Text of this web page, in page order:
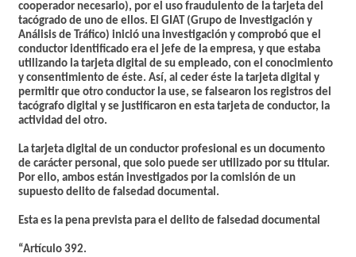
cooperador necesario), por el uso fraudulento de la tarjeta del
tacógrado de uno de ellos. El GIAT (Grupo de Investigación y
Análisis de Tráfico) inició una investigación y comprobó que el
conductor identificado era el jefe de la empresa, y que estaba
utilizando la tarjeta digital de su empleado, con el conocimiento
y consentimiento de éste. Así, al ceder éste la tarjeta digital y
permitir que otro conductor la use, se falsearon los registros del
tacógrafo digital y se justificaron en esta tarjeta de conductor, la
actividad del otro.
La tarjeta digital de un conductor profesional es un documento
de carácter personal, que solo puede ser utilizado por su titular.
Por ello, ambos están investigados por la comisión de un
supuesto delito de falsedad documental.
Esta es la pena prevista para el delito de falsedad documental
“Artículo 392.